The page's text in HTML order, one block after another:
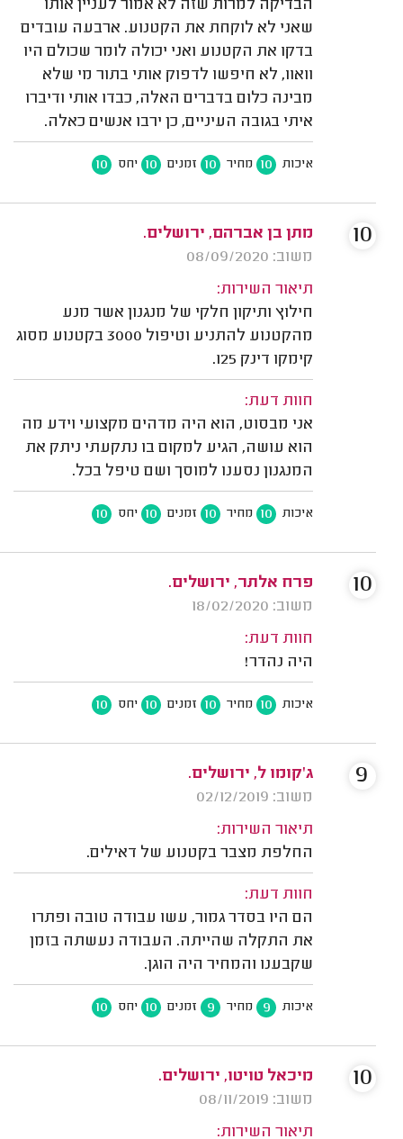
הבדיקה למרות שזה לא אמור לעניין אותו
שאני לא לוקחת את הקטנוע. ארבעה עובדים
בדקו את הקטנוע ואני יכולה לומר שכולם היו
וואוו, לא חיפשו לדפוק אותי בתור מי שלא
מבינה כלום בדברים האלה, כבדו אותי ודיברו
איתי בגובה העיניים, כן ירבו אנשים כאלה.
איכות 10 מחיר 10 זמנים 10 יחס 10
מתן בן אברהם, ירושלים.
משוב: 08/09/2020
תיאור השירות:
חילוץ ותיקון חלקי של מנגנון אשר מנע
מהקטנוע להתניע וטיפול 3000 בקטנוע מסוג
קימקו דינק 125.
חוות דעת:
אני מבסוט, הוא היה מדהים מקצועי וידע מה
הוא עושה, הגיע למקום בו נתקעתי ניתק את
המנגנון נסענו למוסך ושם טיפל בכל.
איכות 10 מחיר 10 זמנים 10 יחס 10
10
פרח אלתר, ירושלים.
משוב: 18/02/2020
חוות דעת:
היה נהדר!
איכות 10 מחיר 10 זמנים 10 יחס 10
10
ג'קומו ל, ירושלים.
משוב: 02/12/2019
תיאור השירות:
החלפת מצבר בקטנוע של דאילים.
חוות דעת:
הם היו בסדר גמור, עשו עבודה טובה ופתרו
את התקלה שהייתה. העבודה נעשתה בזמן
שקבענו והמחיר היה הוגן.
איכות 9 מחיר 9 זמנים 10 יחס 10
9
מיכאל טויטו, ירושלים.
משוב: 08/11/2019
תיאור השירות:
10